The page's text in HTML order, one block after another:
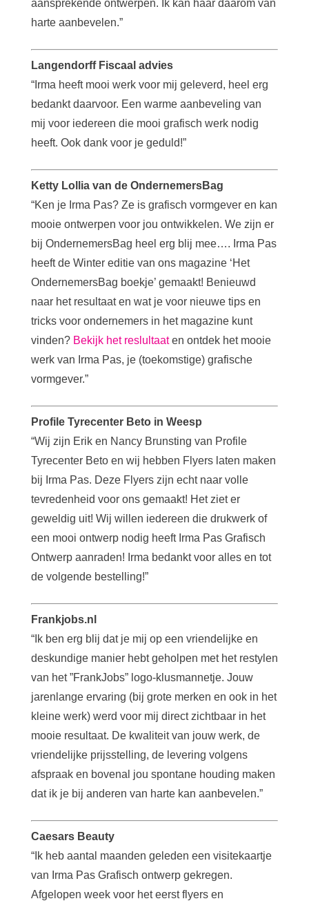
aansprekende ontwerpen. Ik kan haar daarom van
harte aanbevelen.”
Langendorff Fiscaal advies
“Irma heeft mooi werk voor mij geleverd, heel erg
bedankt daarvoor. Een warme aanbeveling van
mij voor iedereen die mooi grafisch werk nodig
heeft. Ook dank voor je geduld!”
Ketty Lollia van de OndernemersBag
“Ken je Irma Pas? Ze is grafisch vormgever en kan
mooie ontwerpen voor jou ontwikkelen. We zijn er
bij OndernemersBag heel erg blij mee…. Irma Pas
heeft de Winter editie van ons magazine ‘Het
OndernemersBag boekje’ gemaakt! Benieuwd
naar het resultaat en wat je voor nieuwe tips en
tricks voor ondernemers in het magazine kunt
vinden? Bekijk het reslultaaten ontdek het mooie
werk van Irma Pas, je (toekomstige) grafische
vormgever.”
Profile Tyrecenter Beto in Weesp
“Wij zijn Erik en Nancy Brunsting van Profile
Tyrecenter Beto en wij hebben Flyers laten maken
bij Irma Pas. Deze Flyers zijn echt naar volle
tevredenheid voor ons gemaakt! Het ziet er
geweldig uit! Wij willen iedereen die drukwerk of
een mooi ontwerp nodig heeft Irma Pas Grafisch
Ontwerp aanraden! Irma bedankt voor alles en tot
de volgende bestelling!”
Frankjobs.nl
“Ik ben erg blij dat je mij op een vriendelijke en
deskundige manier hebt geholpen met het restylen
van het ”FrankJobs” logo-klusmannetje. Jouw
jarenlange ervaring (bij grote merken en ook in het
kleine werk) werd voor mij direct zichtbaar in het
mooie resultaat. De kwaliteit van jouw werk, de
vriendelijke prijsstelling, de levering volgens
afspraak en bovenal jou spontane houding maken
dat ik je bij anderen van harte kan aanbevelen.”
Caesars Beauty
“Ik heb aantal maanden geleden een visitekaartje
van Irma Pas Grafisch ontwerp gekregen.
Afgelopen week voor het eerst flyers en